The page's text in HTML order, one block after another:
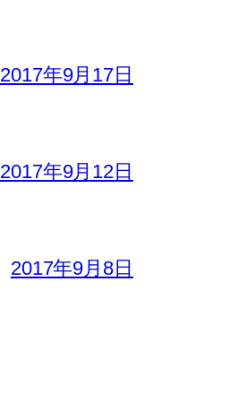
2017年9月17日
2017年9月12日
2017年9月8日